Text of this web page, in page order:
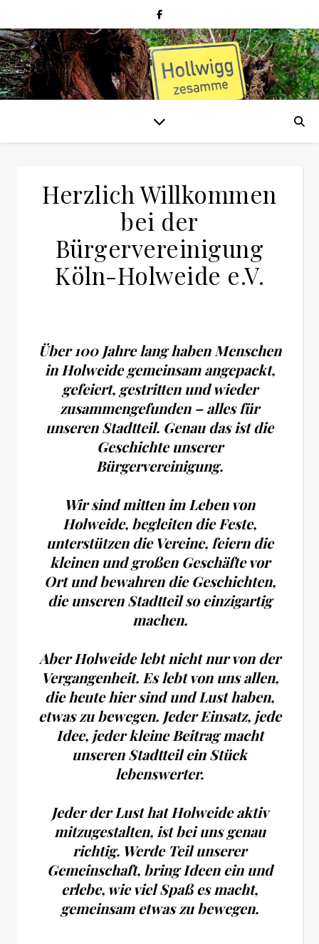
Herzlich Willkommen
bei der
Bürgervereinigung
Köln-Holweide e.V.
Über 100 Jahre lang haben Menschen
in Holweide gemeinsam angepackt,
gefeiert, gestritten und wieder
zusammengefunden – alles für
unseren Stadtteil. Genau das ist die
Geschichte unserer
Bürgervereinigung.
Wir sind mitten im Leben von
Holweide, begleiten die Feste,
unterstützen die Vereine, feiern die
kleinen und großen Geschäfte vor
Ort und bewahren die Geschichten,
die unseren Stadtteil so einzigartig
machen.
Aber Holweide lebt nicht nur von der
Vergangenheit. Es lebt von uns allen,
die heute hier sind und Lust haben,
etwas zu bewegen. Jeder Einsatz, jede
Idee, jeder kleine Beitrag macht
unseren Stadtteil ein Stück
lebenswerter.
Jeder der Lust hat Holweide aktiv
mitzugestalten, ist bei uns genau
richtig. Werde Teil unserer
Gemeinschaft, bring Ideen ein und
erlebe, wie viel Spaß es macht,
gemeinsam etwas zu bewegen.